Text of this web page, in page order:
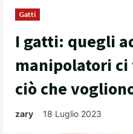
Gatti
I gatti: quegli
manipolatori
ciò che
zary 18 Luglio 2023